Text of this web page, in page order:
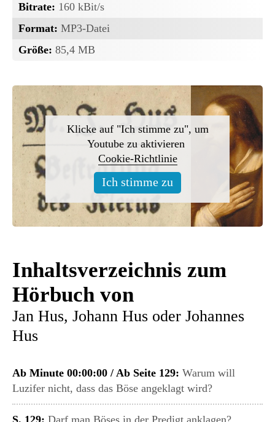
Bitrate: 160 kBit/s
Format: MP3-Datei
Größe: 85,4 MB
Klicke auf "Ich stimme zu", um
Youtube zu aktivieren
Cookie-Richtlinie
Ich stimme zu
Inhaltsverzeichnis zum
Hörbuch von
Jan Hus, Johann Hus oder Johannes
Hus
Ab Minute 00:00:00 / Ab Seite 129: Warum will
Luzifer nicht, dass das Böse angeklagt wird?
S. 129: Darf man Böses in der Predigt anklagen?